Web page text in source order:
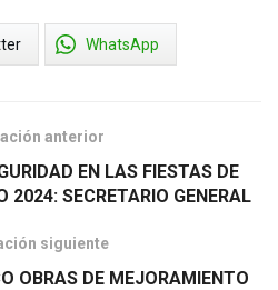
WhatsApp
anterior
EN LAS FIESTAS DE
2024: SECRETARIO GENERAL
siguiente
OBRAS DE MEJORAMIENTO